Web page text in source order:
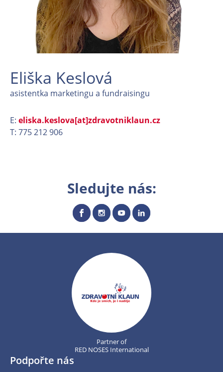
Eliška Keslová
asistentka marketingu a fundraisingu
E: eliska.keslova[at]zdravotniklaun.cz
T: 775 212 906
Sledujte nás:
Partner of
RED NOSES International
Podpořte nás